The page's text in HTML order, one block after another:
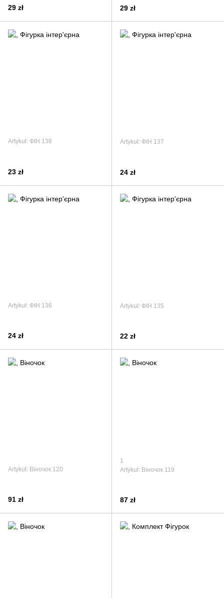
29 zł 29 zł
Artykuł: ФІН 138
23 zł
Artykuł: ФІН 137
24 zł
Artykuł: ФІН 136
24 zł
Artykuł: ФІН 135
22 zł
Artykuł: Віночок 120
91 zł
1
Artykuł: Віночок 119
87 zł